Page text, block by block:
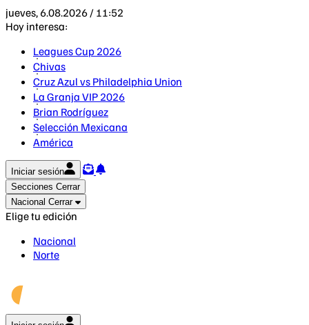
jueves, 6.08.2026 / 11:52
Hoy interesa:
Leagues Cup 2026
Chivas
Cruz Azul vs Philadelphia Union
La Granja VIP 2026
Brian Rodríguez
Selección Mexicana
América
Iniciar sesión
Secciones Cerrar
Nacional Cerrar
Elige tu edición
Nacional
Norte